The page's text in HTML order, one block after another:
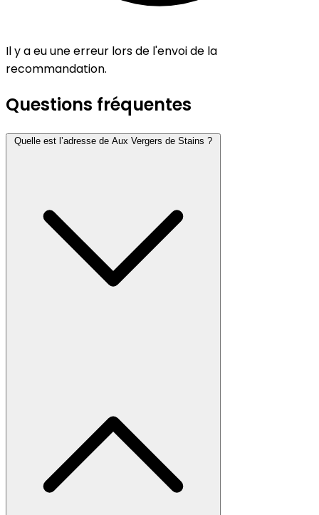
Il y a eu une erreur lors de l'envoi de la
recommandation.
Questions fréquentes
Quelle est l’adresse de Aux Vergers de Stains ?